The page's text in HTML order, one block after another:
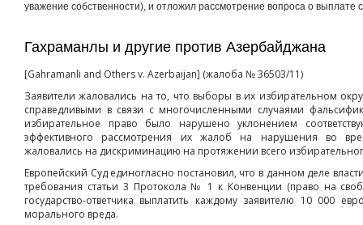
уважение собственности), и отложил рассмотрение вопроса о выплате
Гахраманлы и другие против Азербайджана
[Gahramanli and Others v. Azerbaijan] (жалоба № 36503/11)
Заявители жаловались на то, что выборы в их избирательном
справедливыми в связи с многочисленными случаями
избирательное право было нарушено уклонением
эффективного рассмотрения их жалоб на нарушения во
жаловались на дискриминацию на протяжении всего
Европейский Суд единогласно постановил, что в данном деле
требования статьи 3 Протокола № 1 к Конвенции (право на
государство-ответчика выплатить каждому заявителю 10 000
морального вреда.